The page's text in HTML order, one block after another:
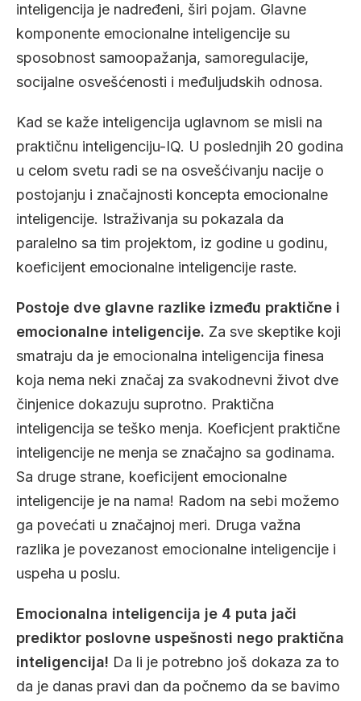
inteligencija je nadređeni, širi pojam. Glavne
komponente emocionalne inteligencije su
sposobnost samoopažanja, samoregulacije,
socijalne osvešćenosti i međuljudskih odnosa.
Kad se kaže inteligencija uglavnom se misli na
praktičnu inteligenciju-IQ. U poslednjih 20 godina
u celom svetu radi se na osvešćivanju nacije o
postojanju i značajnosti koncepta emocionalne
inteligencije. Istraživanja su pokazala da
paralelno sa tim projektom, iz godine u godinu,
koeficijent emocionalne inteligencije raste.
Postoje dve glavne razlike između praktične i
emocionalne inteligencije. Za sve skeptike koji
smatraju da je emocionalna inteligencija finesa
koja nema neki značaj za svakodnevni život dve
činjenice dokazuju suprotno. Praktična
inteligencija se teško menja. Koeficjent praktične
inteligencije ne menja se značajno sa godinama.
Sa druge strane, koeficijent emocionalne
inteligencije je na nama! Radom na sebi možemo
ga povećati u značajnoj meri. Druga važna
razlika je povezanost emocionalne inteligencije i
uspeha u poslu.
Emocionalna inteligencija je 4 puta jači
prediktor poslovne uspešnosti nego praktična
inteligencija! Da li je potrebno još dokaza za to
da je danas pravi dan da počnemo da se bavimo